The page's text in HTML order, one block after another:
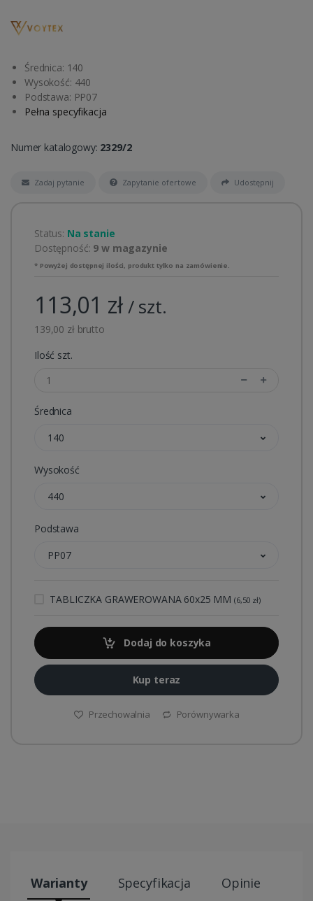
Średnica: 140
Wysokość: 440
Podstawa: PP07
Pełna specyfikacja
Numer katalogowy: 2329/2
Zadaj pytanie Zapytanie ofertowe Udostępnij
Status: Na stanie
Dostępność: 9 w magazynie
* Powyżej dostępnej ilości, produkt tylko na zamówienie.
113,01 zł/ szt.
139,00 zł brutto
Ilość szt.
Średnica
140
Wysokość
440
Podstawa
PP07
TABLICZKA GRAWEROWANA 60x25 MM (6,50 zł)
Dodaj do koszyka
Kup teraz
Przechowalnia Porównywarka
Warianty Specyfikacja Opinie